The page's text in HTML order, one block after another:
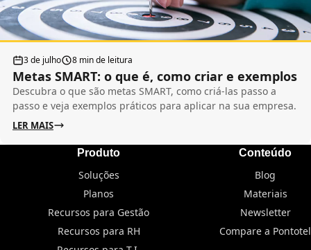
3 de julho 8 min de leitura
Metas SMART: o que é, como criar e exemplos
Descubra o que são metas SMART, como criá-las passo a
passo e veja exemplos práticos para aplicar na sua empresa.
LER MAIS
Produto
Soluções
Planos
Recursos para Gestão
Recursos para RH
Conteúdo
Blog
Materiais
Newsletter
Compare a Pontotel